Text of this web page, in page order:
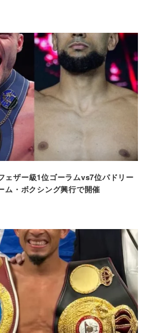
ェザー級1位ゴーラムvs7位パドリー
ム・ボクシング興行で開催